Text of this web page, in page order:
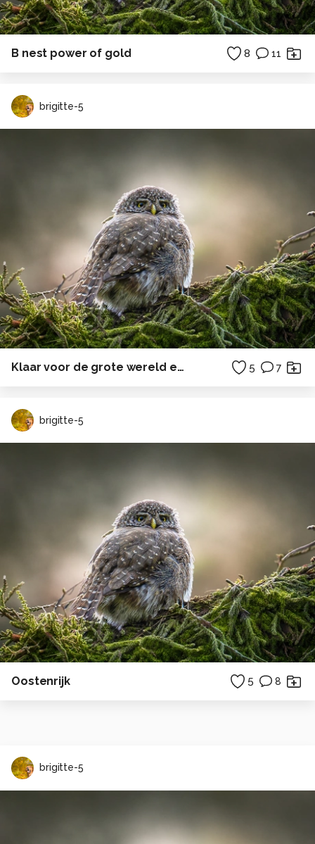
B nest power of gold 8 11
brigitte-5
Klaar voor de grote wereld een witte nog wel 5 7
brigitte-5
Oostenrijk 5 8
brigitte-5